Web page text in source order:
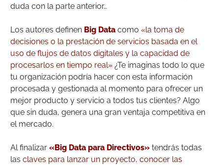
duda con la parte anterior…
Los autores definen Big Data como «la toma de
decisiones o la prestación de servicios basada en el
uso de flujos de datos digitales y la capacidad de
procesarlos en tiempo real» ¿Te imaginas todo lo que
tu organización podría hacer con esta información
procesada y gestionada al momento para ofrecer un
mejor producto y servicio a todos tus clientes? Algo
que sin duda, genera una gran ventaja competitiva en
el mercado.
Al finalizar «Big Data para Directivos» tendrás todas
las claves para lanzar un proyecto, conocer las